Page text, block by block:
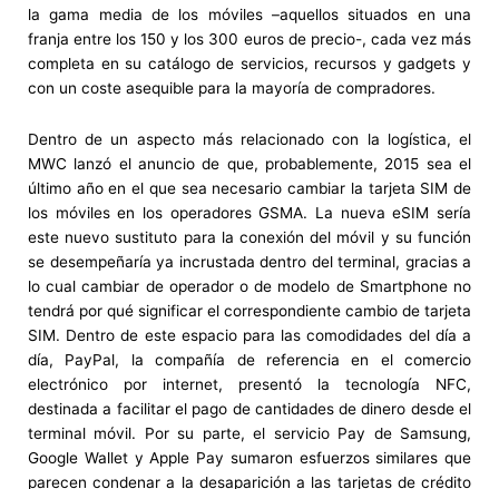
la gama media de los móviles –aquellos situados en una
franja entre los 150 y los 300 euros de precio-, cada vez más
completa en su catálogo de servicios, recursos y gadgets y
con un coste asequible para la mayoría de compradores.
Dentro de un aspecto más relacionado con la logística, el
MWC lanzó el anuncio de que, probablemente, 2015 sea el
último año en el que sea necesario cambiar la tarjeta SIM de
los móviles en los operadores GSMA. La nueva eSIM sería
este nuevo sustituto para la conexión del móvil y su función
se desempeñaría ya incrustada dentro del terminal, gracias a
lo cual cambiar de operador o de modelo de Smartphone no
tendrá por qué significar el correspondiente cambio de tarjeta
SIM. Dentro de este espacio para las comodidades del día a
día, PayPal, la compañía de referencia en el comercio
electrónico por internet, presentó la tecnología NFC,
destinada a facilitar el pago de cantidades de dinero desde el
terminal móvil. Por su parte, el servicio Pay de Samsung,
Google Wallet y Apple Pay sumaron esfuerzos similares que
parecen condenar a la desaparición a las tarjetas de crédito